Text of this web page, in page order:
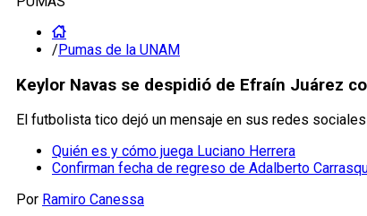
/Pumas de la UNAM
Keylor Navas se despidió de Efraín Juárez
El futbolista tico dejó un mensaje en sus redes
Quién es y cómo juega Luciano Herrera
Confirman fecha de regreso de Adalberto
Por Ramiro Canessa